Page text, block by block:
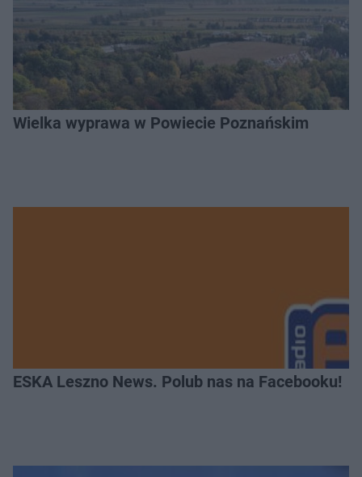
Wielka wyprawa w Powiecie Poznańskim
ESKA Leszno News. Polub nas na Facebooku!